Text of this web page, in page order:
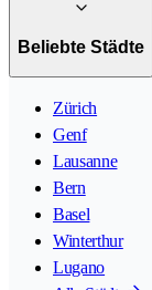
Beliebte Städte
Zürich
Genf
Lausanne
Bern
Basel
Winterthur
Lugano